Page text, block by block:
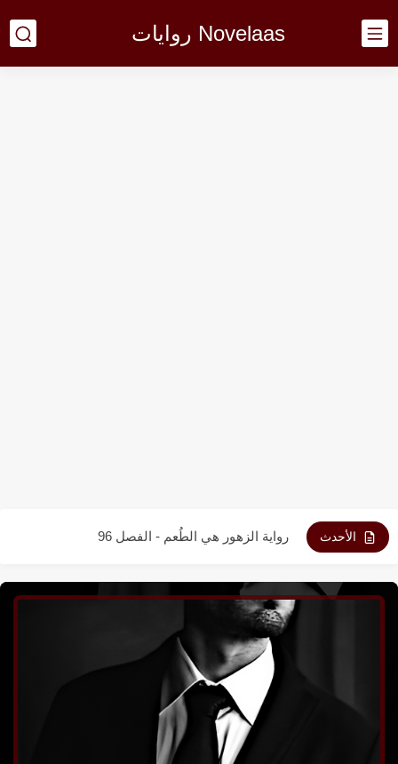
Novelaas روايات
الأحدث رواية الزهور هي الطُعم - الفصل 96
رواية الزهور هي الطُعم - الفصل 94
رواية الزهور هي الطُعم - الفصل 93
رواية الزهور هي الطُعم - الفصل 92
رواية الزهور هي الطُعم - الفصل 91
رواية الزهور هي الطُعم - الفصل 90